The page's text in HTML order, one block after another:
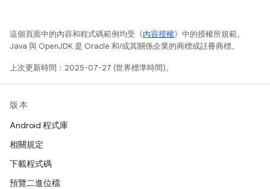
這個頁面中的內容和程式碼範例均受《內容授權》中的授權所規範。
Java 與 OpenJDK 是 Oracle 和/或其關係企業的商標或註冊商標。
上次更新時間：2025-07-27 (世界標準時間)。
版本
Android 程式庫
相關規定
下載程式碼
預覽二進位檔